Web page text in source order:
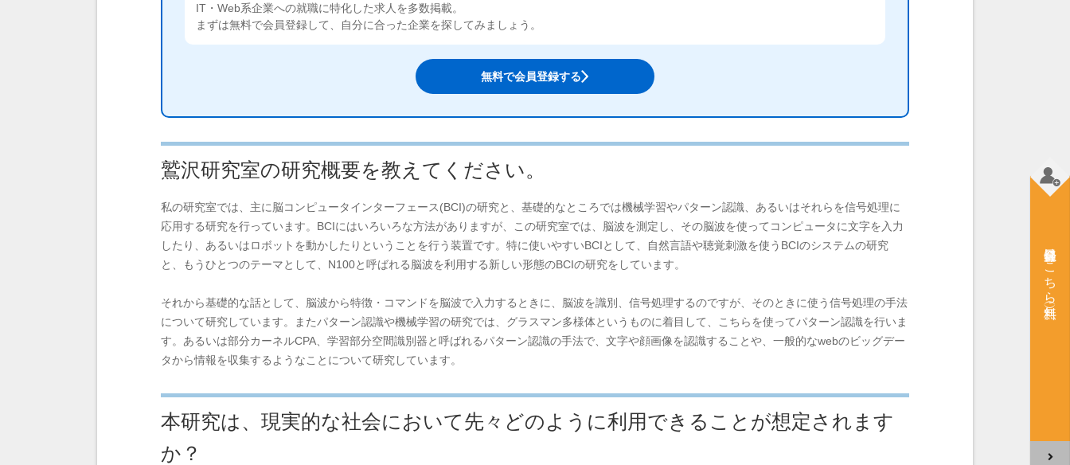
IT・Web系企業への就職に特化した求人を多数掲載。
まずは無料で会員登録して、自分に合った企業を探してみましょう。
無料で会員登録する
鷲沢研究室の研究概要を教えてください。
私の研究室では、主に脳コンピュータインターフェース(BCI)の研究と、基礎的なところでは機械学習やパターン認識、あるいはそれらを信号処理に
応用する研究を行っています。BCIにはいろいろな方法がありますが、この研究室では、脳波を測定し、その脳波を使ってコンピュータに文字を入力
したり、あるいはロボットを動かしたりということを行う装置です。特に使いやすいBCIとして、自然言語や聴覚刺激を使うBCIのシステムの研究
と、もうひとつのテーマとして、N100と呼ばれる脳波を利用する新しい形態のBCIの研究をしています。
それから基礎的な話として、脳波から特徴・コマンドを脳波で入力するときに、脳波を識別、信号処理するのですが、そのときに使う信号処理の手法
について研究しています。またパターン認識や機械学習の研究では、グラスマン多様体というものに着目して、こちらを使ってパターン認識を行いま
す。あるいは部分カーネルCPA、学習部分空間識別器と呼ばれるパターン認識の手法で、文字や顔画像を認識することや、一般的なwebのビッグデー
タから情報を収集するようなことについて研究しています。
本研究は、現実的な社会において先々どのように利用できることが想定されます
か？
会員登録はこちら（無料）